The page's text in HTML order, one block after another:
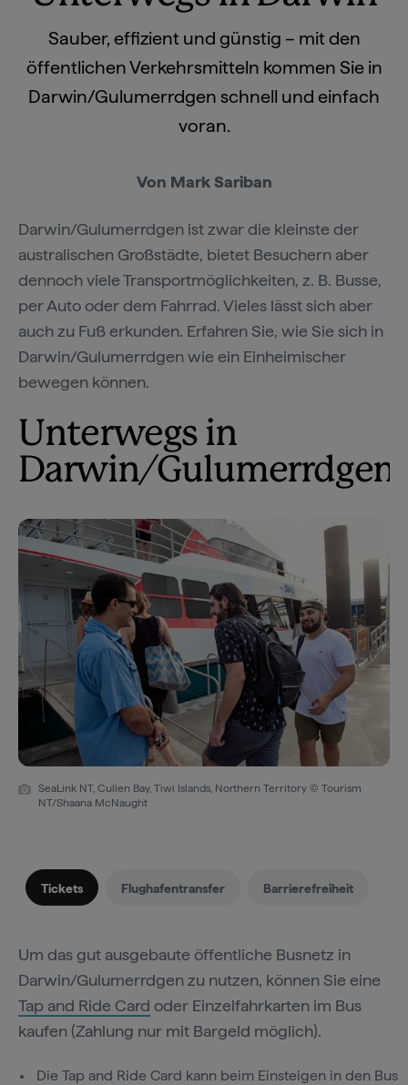
Sauber, effizient und günstig – mit den
öffentlichen Verkehrsmitteln kommen Sie in
Darwin/Gulumerrdgen schnell und einfach
voran.
Von Mark Sariban
Darwin/Gulumerrdgen ist zwar die kleinste der
australischen Großstädte, bietet Besuchern aber
dennoch viele Transportmöglichkeiten, z. B. Busse,
per Auto oder dem Fahrrad. Vieles lässt sich aber
auch zu Fuß erkunden. Erfahren Sie, wie Sie sich in
Darwin/Gulumerrdgen wie ein Einheimischer
bewegen können.
Unterwegs in
Darwin/Gulumerrdgen
SeaLink NT, Cullen Bay, Tiwi Islands, Northern Territory © Tourism
NT/Shaana McNaught
Tickets Flughafentransfer Barrierefreiheit
Um das gut ausgebaute öffentliche Busnetz in
Darwin/Gulumerrdgen zu nutzen, können Sie eine
Tap and Ride Card oder Einzelfahrkarten im Bus
kaufen (Zahlung nur mit Bargeld möglich).
Die Tap and Ride Card kann beim Einsteigen in den Bus